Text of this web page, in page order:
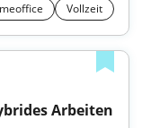
Vollzeit
Arbeiten